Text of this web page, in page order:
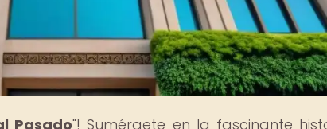
Pasado"! Sumérgete en la fascinante